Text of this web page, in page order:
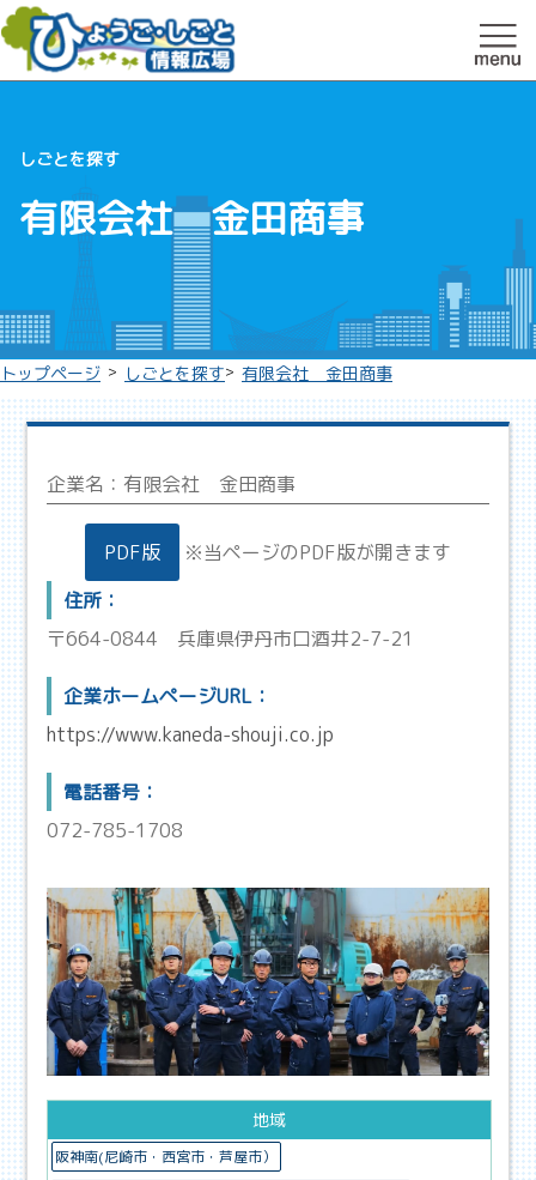
しごとを探す
有限会社 金田商事
トップページ > しごとを探す> 有限会社 金田商事
企業名： 有限会社 金田商事
PDF版
※当ページのPDF版が開きます
住所：
〒664-0844
兵庫県伊丹市口酒井2-7-21
企業ホームページURL：
https://www.kaneda-shouji.co.jp
電話番号：
072-785-1708
地域
阪神南(尼崎市・西宮市・芦屋市）